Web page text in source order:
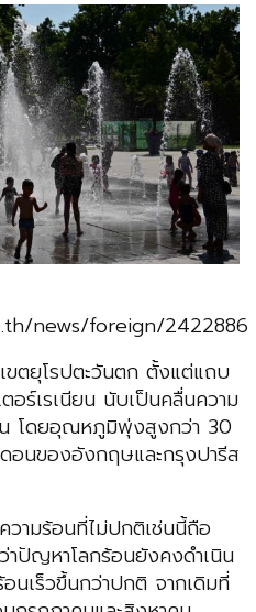
news/foreign/2422886
ขตยุโรปตะวันตก ตั้งแต่แถบ
ตอร์เรเนียน นับเป็นคลื่นความ
น โดยอุณหภูมิพุ่งสูงกว่า 30
อนของอังกฤษและกรุงปารีส
ามร้อนที่ไม่ปกติเช่นนี้ถือ
ปัญหาโลกร้อนยังคงดำเนิน
นเร็วขึ้นกว่าปกติ จากเดิมที่